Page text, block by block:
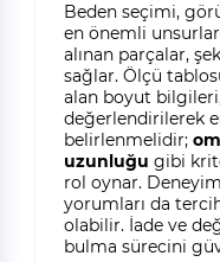
Beden seçimi,
en önemli
alınan parçalar,
sağlar. Ölçü
alan boyut
değerlendirilerek
belirlenmelidir;
uzunluğu gibi
rol oynar.
yorumları da
olabilir. İade ve
bulma sürecini